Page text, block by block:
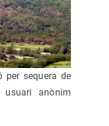
per sequera de
anònim